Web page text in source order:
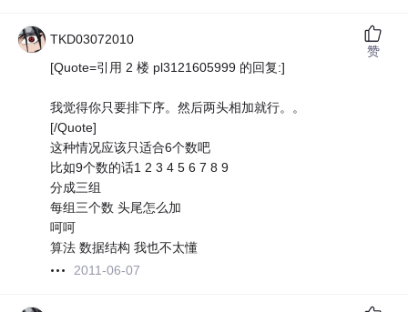
TKD03072010
[Quote=引用 2 楼 pl3121605999 的回复:]
我觉得你只要排下序。然后两头相加就行。。
[/Quote]
这种情况应该只适合6个数吧
比如9个数的话1 2 3 4 5 6 7 8 9
分成三组
每组三个数 头尾怎么加
呵呵
算法 数据结构 我也不太懂
2011-06-07
赞